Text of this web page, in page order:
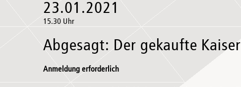
23.01.2021
15.30 Uhr
Abgesagt: Der gekaufte Kaiser
Anmeldung erforderlich